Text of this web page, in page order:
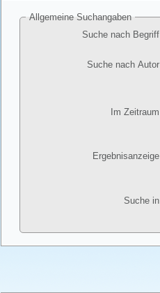
Allgemeine Suchangaben
Suche nach Begriff
Suche nach Autor
Im Zeitraum
Ergebnisanzeige
Suche in